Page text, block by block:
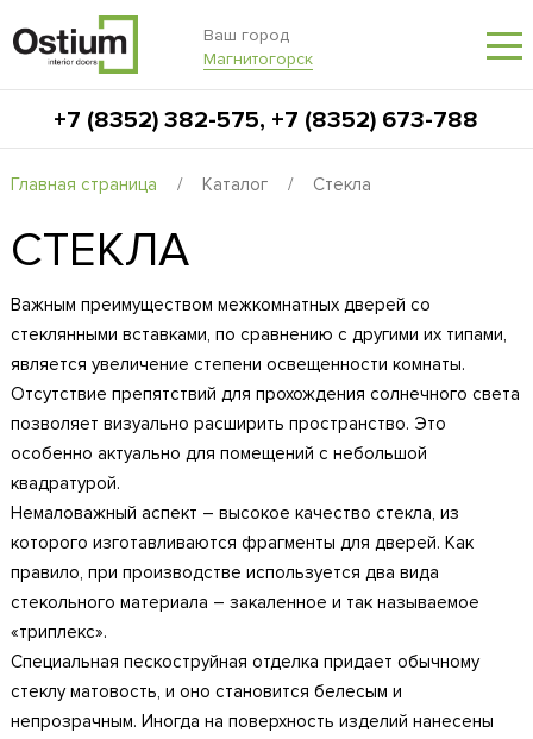
Ваш город
Магнитогорск
+7 (8352) 382-575, +7 (8352) 673-788
Главная страница / Каталог / Стекла
СТЕКЛА
Важным преимуществом межкомнатных дверей со
стеклянными вставками, по сравнению с другими их типами,
является увеличение степени освещенности комнаты.
Отсутствие препятствий для прохождения солнечного света
позволяет визуально расширить пространство. Это
особенно актуально для помещений с небольшой
квадратурой.
Немаловажный аспект – высокое качество стекла, из
которого изготавливаются фрагменты для дверей. Как
правило, при производстве используется два вида
стекольного материала – закаленное и так называемое
«триплекс».
Специальная пескоструйная отделка придает обычному
стеклу матовость, и оно становится белесым и
непрозрачным. Иногда на поверхность изделий нанесены